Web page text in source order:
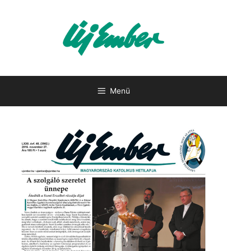
Menü